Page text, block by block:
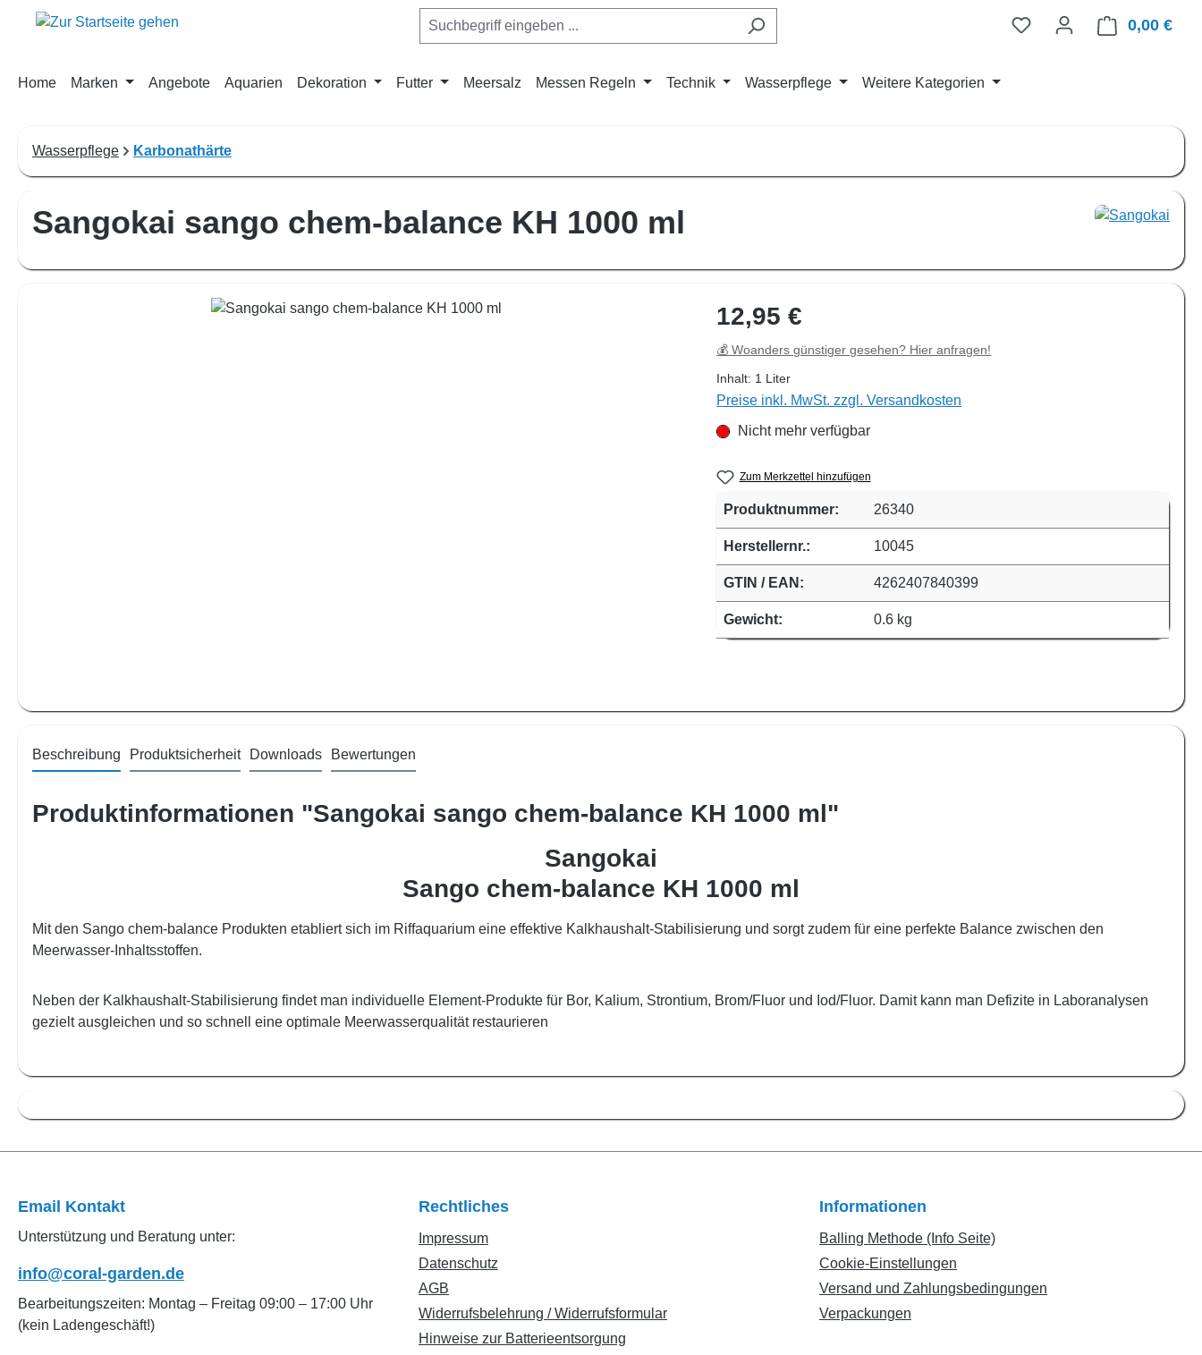
Hauptinhalt springen
Zur Suche springen
Zur Hauptnavigation springen 0,00 €
Home Marken Angebote Aquarien Dekoration Futter Meersalz Messen Regeln Technik Wasserpflege Weitere Kategorien
Wasserpflege Karbonathärte
Sangokai sango chem-balance KH 1000 ml
Regulärer Preis:
12,95 €
💰 Woanders günstiger gesehen? Hier anfragen!
Inhalt: 1 Liter
Preise inkl. MwSt. zzgl. Versandkosten
Nicht mehr verfügbar
Zum Merkzettel hinzufügen
Produktnummer: 26340
Herstellernr.: 10045
GTIN / EAN: 4262407840399
Gewicht: 0.6 kg
Beschreibung Produktsicherheit Downloads Bewertungen
Produktinformationen "Sangokai sango chem-balance KH 1000 ml"
Sangokai
Sango chem-balance KH 1000 ml
Mit den Sango chem-balance Produkten etabliert sich im Riffaquarium eine effektive Kalkhaushalt-Stabilisierung und sorgt zudem für eine perfekte Balance zwischen den
Meerwasser-Inhaltsstoffen.
Neben der Kalkhaushalt-Stabilisierung findet man individuelle Element-Produkte für Bor, Kalium, Strontium, Brom/Fluor und Iod/Fluor. Damit kann man Defizite in Laboranalysen
gezielt ausgleichen und so schnell eine optimale Meerwasserqualität restaurieren
Email Kontakt
Unterstützung und Beratung unter:
info@coral-garden.de
Bearbeitungszeiten: Montag – Freitag 09:00 – 17:00 Uhr
(kein Ladengeschäft!)
Rechtliches
Impressum
Datenschutz
AGB
Widerrufsbelehrung / Widerrufsformular
Hinweise zur Batterieentsorgung
Informationen
Balling Methode (Info Seite)
Cookie-Einstellungen
Versand und Zahlungsbedingungen
Verpackungen